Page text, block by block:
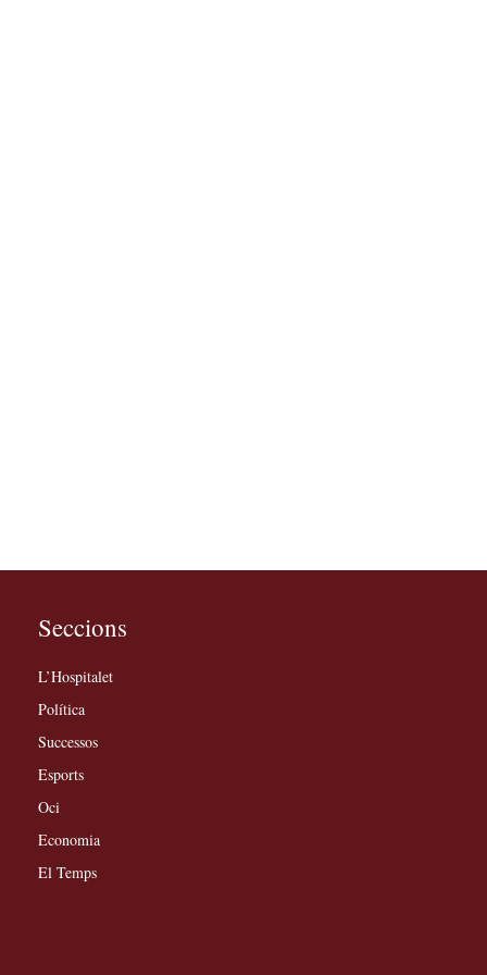
Seccions
L’Hospitalet
Política
Successos
Esports
Oci
Economia
El Temps